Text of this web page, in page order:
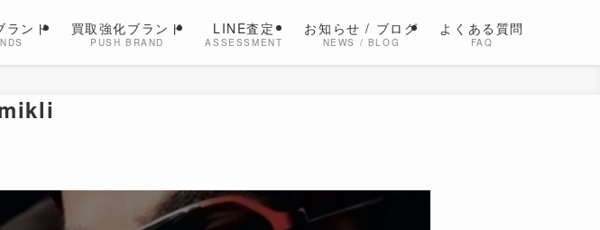
ランド 買取強化ブランド
PUSH BRAND
LINE査定
ASSESSMENT
お知らせ / ブログ
NEWS / BLOG
よくある質問
FAQ